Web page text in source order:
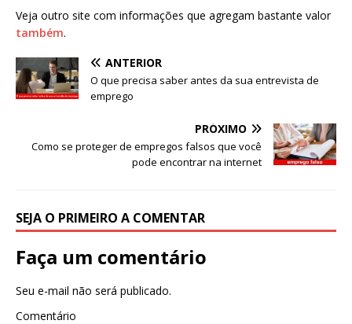
Veja outro site com informações que agregam bastante valor
também.
ANTERIOR
O que precisa saber antes da sua entrevista de
emprego
PRÓXIMO
Como se proteger de empregos falsos que você
pode encontrar na internet
SEJA O PRIMEIRO A COMENTAR
Faça um comentário
Seu e-mail não será publicado.
Comentário